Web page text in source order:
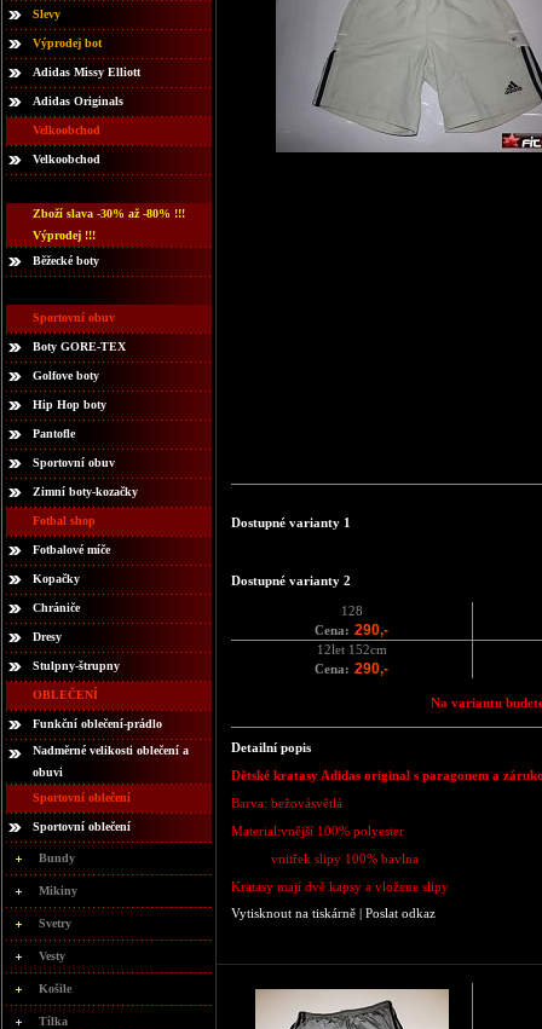
Slevy
Výprodej bot
Adidas Missy Elliott
Adidas Originals
Velkoobchod
Velkoobchod
Zboží slava -30% až -80% !!!
Výprodej !!!
Běžecké boty
Sportovní obuv
Boty GORE-TEX
Golfove boty
Hip Hop boty
Pantofle
Sportovní obuv
Zimní boty-kozačky
Fotbal shop
Fotbalové míče
Kopačky
Chrániče
Dresy
Stulpny-štrupny
OBLEČENÍ
Funkční oblečení-prádlo
Nadměrné velikosti oblečení a
obuvi
Sportovní oblečení
Sportovní oblečení
Bundy
Mikiny
Svetry
Vesty
Košile
Tílka
Dostupné varianty 1
Dostupné varianty 2
128
Cena: 290,-
12let 152cm
Cena: 290,-
Na variantu
Detailní popis
Dětské kratasy Adidas original s paragonem a
Barva: bežovásvětlá
Material:vnější 100% polyester
vnitřek slipy 100% bavlna
Kratasy mají dvě kapsy a vložene slipy
Vytisknout na tiskárně | Poslat odkaz